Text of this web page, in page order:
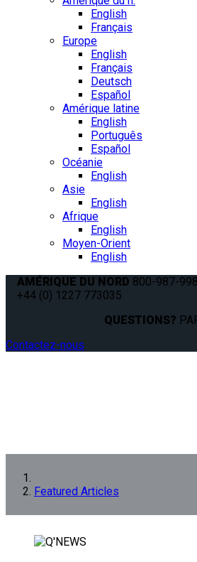
English
Français
Europe
English
Français
Deutsch
Español
Amérique latine
English
Português
Español
Océanie
English
Asie
English
Afrique
English
Moyen-Orient
English
AMÉRIQUE DU NORD 800-987-
+44 (0) 1227 773035
QUESTIONS?
Contactez-nous
Featured Articles